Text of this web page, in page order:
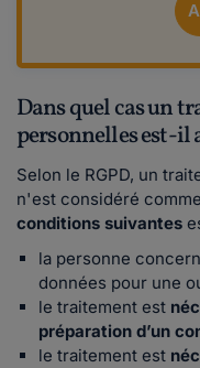
Dans quel cas un
personnelles est-il
Selon le RGPD, un
n'est considéré
conditions suivantes
la personne
données pour une
le traitement est
préparation d’un
le traitement est